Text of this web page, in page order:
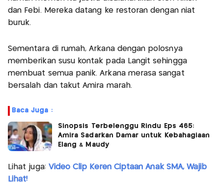
dan Febi. Mereka datang ke restoran dengan niat
buruk.
Sementara di rumah, Arkana dengan polosnya
memberikan susu kontak pada Langit sehingga
membuat semua panik. Arkana merasa sangat
bersalah dan takut Amira marah.
Baca Juga :
Sinopsis Terbelenggu Rindu Eps 465:
Amira Sadarkan Damar untuk Kebahagiaan
Elang & Maudy
Lihat juga: Video Clip Keren Ciptaan Anak SMA, Wajib
Lihat!